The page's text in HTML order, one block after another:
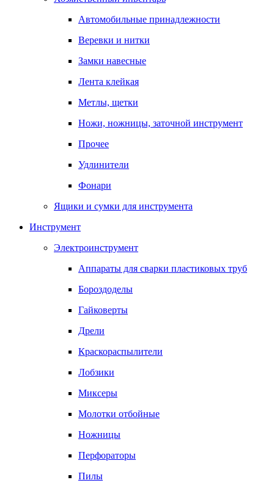
Автомобильные принадлежности
Веревки и нитки
Замки навесные
Лента клейкая
Метлы, щетки
Ножи, ножницы, заточной инструмент
Прочее
Удлинители
Фонари
Ящики и сумки для инструмента
Инструмент
Электроинструмент
Аппараты для сварки пластиковых труб
Бороздоделы
Гайковерты
Дрели
Краскораспылители
Лобзики
Миксеры
Молотки отбойные
Ножницы
Перфораторы
Пилы